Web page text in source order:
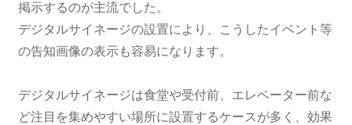
掲示するのが主流でした。
デジタルサイネージの設置により、こうしたイベント等
の告知画像の表示も容易になります。
デジタルサイネージは食堂や受付前、エレベーター前な
ど注目を集めやすい場所に設置するケースが多く、効果